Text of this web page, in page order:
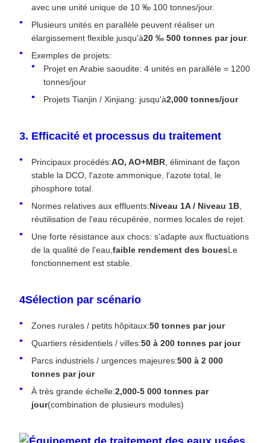
avec une unité unique de 10 ‰ 100 tonnes/jour.
Plusieurs unités en parallèle peuvent réaliser un
élargissement flexible jusqu'à20 ‰ 500 tonnes par jour.
Exemples de projets:
Projet en Arabie saoudite: 4 unités en parallèle = 1200
tonnes/jour
Projets Tianjin / Xinjiang: jusqu'à2,000 tonnes/jour
3. Efficacité et processus du traitement
Principaux procédés:AO, AO+MBR , éliminant de façon
stable la DCO, l'azote ammonique, l'azote total, le
phosphore total.
Normes relatives aux effluents:Niveau 1A / Niveau 1B
réutilisation de l'eau récupérée, normes locales de rejet.
Une forte résistance aux chocs: s'adapte aux fluctuations
de la qualité de l'eau, faible rendement des bouesLe
fonctionnement est stable.
4Sélection par scénario
Zones rurales / petits hôpitaux:50 tonnes par jour
Quartiers résidentiels / villes:50 à 200 tonnes par jour
Parcs industriels / urgences majeures:500 à 2 000
tonnes par jour
À très grande échelle:2,000-5 000 tonnes par
jour(combination de plusieurs modules)